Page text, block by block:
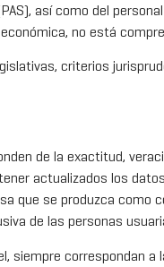
así como del
no está
criterios
de la exactitud,
actualizados los
que se produzca como
de las personas
siempre correspondan a